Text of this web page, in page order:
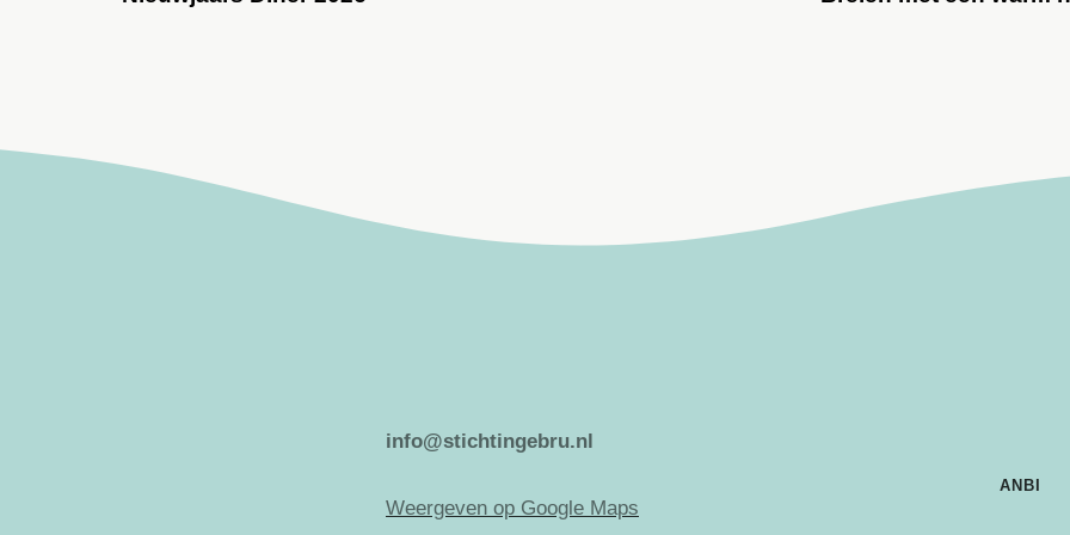
info@stichtingebru.nl
Weergeven op Google Maps
ANBI